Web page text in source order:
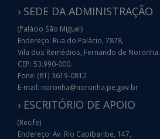
› SEDE DA ADMINISTRAÇÃO
(Palácio São Miguel)
Endereço: Rua do Palácio, 7878,
Vila dos Remédios, Fernando de Noronha.
CEP: 53.990-000.
Fone: (81) 3619-0812
E-mail: noronha@noronha.pe.gov.br
› ESCRITÓRIO DE APOIO
(Recife)
Endereço: Av. Rio Capibaribe, 147,